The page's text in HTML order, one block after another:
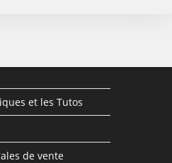
et les Tutos
de vente